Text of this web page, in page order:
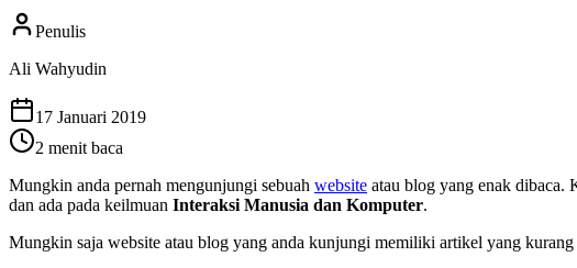
Penulis
Ali Wahyudin
17 Januari 2019
2 menit baca
Mungkin anda pernah mengunjungi sebuah website atau blog yang enak dibaca.
dan ada pada keilmuan Interaksi Manusia dan Komputer.
Mungkin saja website atau blog yang anda kunjungi memiliki artikel yang